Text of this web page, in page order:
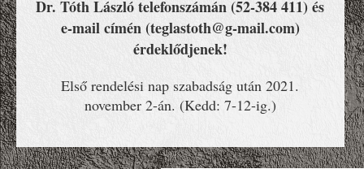
Dr. Tóth László telefonszámán (52-384 411) és
e-mail címén (teglastoth@g-mail.com)
érdeklődjenek!
Első rendelési nap szabadság után 2021.
november 2-án. (Kedd: 7-12-ig.)